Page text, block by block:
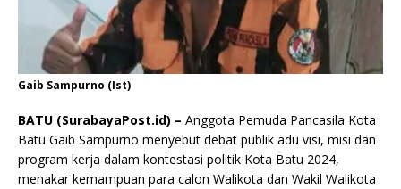
Gaib Sampurno (Ist)
BATU (SurabayaPost.id) – Anggota Pemuda Pancasila Kota
Batu Gaib Sampurno menyebut debat publik adu visi, misi dan
program kerja dalam kontestasi politik Kota Batu 2024,
menakar kemampuan para calon Walikota dan Wakil Walikota